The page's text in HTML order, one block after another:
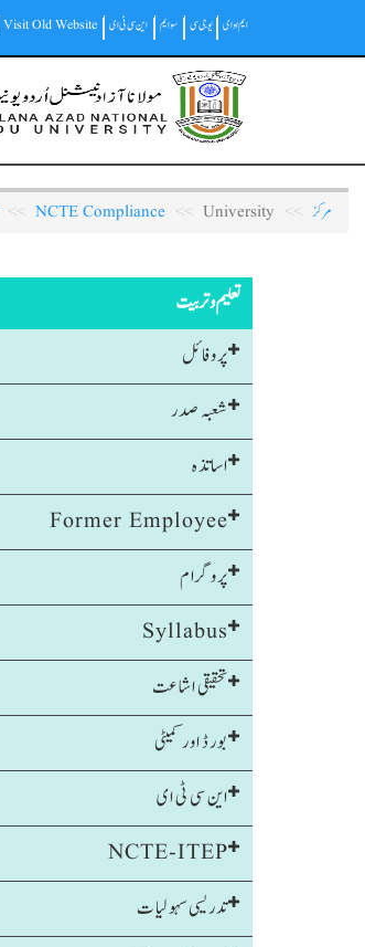
main
ایم او ای یو جی سی سوایم این سی ٹی ای Visit Old Website
Main
navigation
مرکز NCTE Compliance
تعلیم و تربیت
پروفائل
شعبہ صدر
اساتذہ
Former Employee
پروگرام
Syllabus
تحقیقی اشاعت
بورڈ اور کمیٹی
این سی ٹی ای
NCTE-ITEP
تدریسی سہولیات